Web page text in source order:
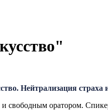
Нейтрализация
и свободным оратором.